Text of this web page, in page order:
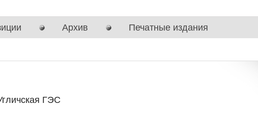
Архив Печатные издания
ГЭС